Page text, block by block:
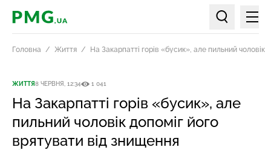
PMG.ua
Пошук по
Головна Життя На Закарпатті горів «бусик», але пильний чоловік
ЖИТТЯ8 ЧЕРВНЯ, 12:34 1 041
На Закарпатті горів «бусик», але
пильний чоловік допоміг його
врятувати від знищення